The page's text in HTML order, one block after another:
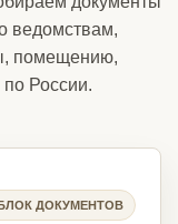
ведомствам,
помещению,
России.
ДОКУМЕНТОВ